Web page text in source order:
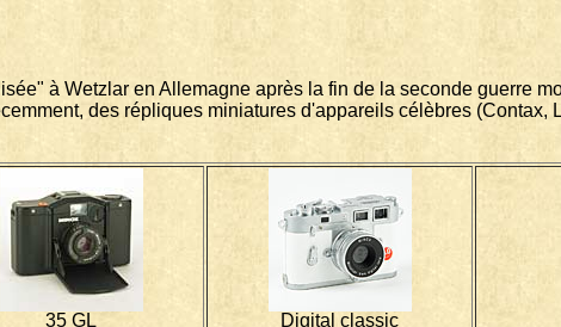
à Wetzlar en Allemagne après la fin de la seconde guerre
des répliques miniatures d'appareils célèbres (Contax,
35 GL Digital classic